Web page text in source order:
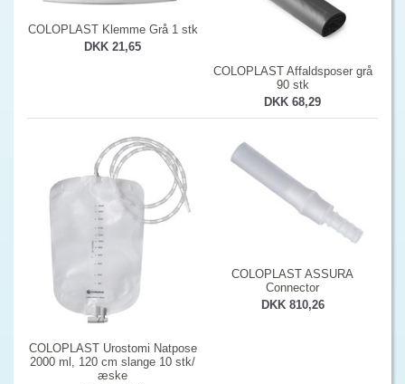
COLOPLAST Klemme Grå 1 stk
DKK 21,65
COLOPLAST Affaldsposer grå
90 stk
DKK 68,29
COLOPLAST Urostomi Natpose
2000 ml, 120 cm slange 10 stk/
æske
COLOPLAST ASSURA
Connector
DKK 810,26